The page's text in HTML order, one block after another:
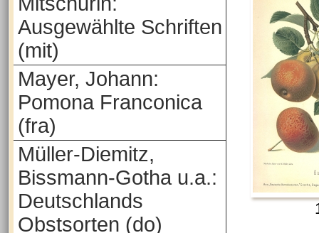
Ausgewählte Schriften
(mit)
Mayer, Johann:
Pomona Franconica
(fra)
Müller-Diemitz,
Bissmann-Gotha u.a.:
Deutschlands
Obstsorten (do)